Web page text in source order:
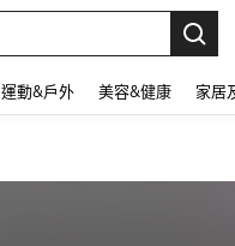
運動&戶外 美容&健康 家居